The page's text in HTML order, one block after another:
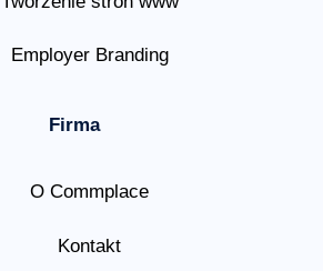
Employer Branding
Firma
O Commplace
Kontakt